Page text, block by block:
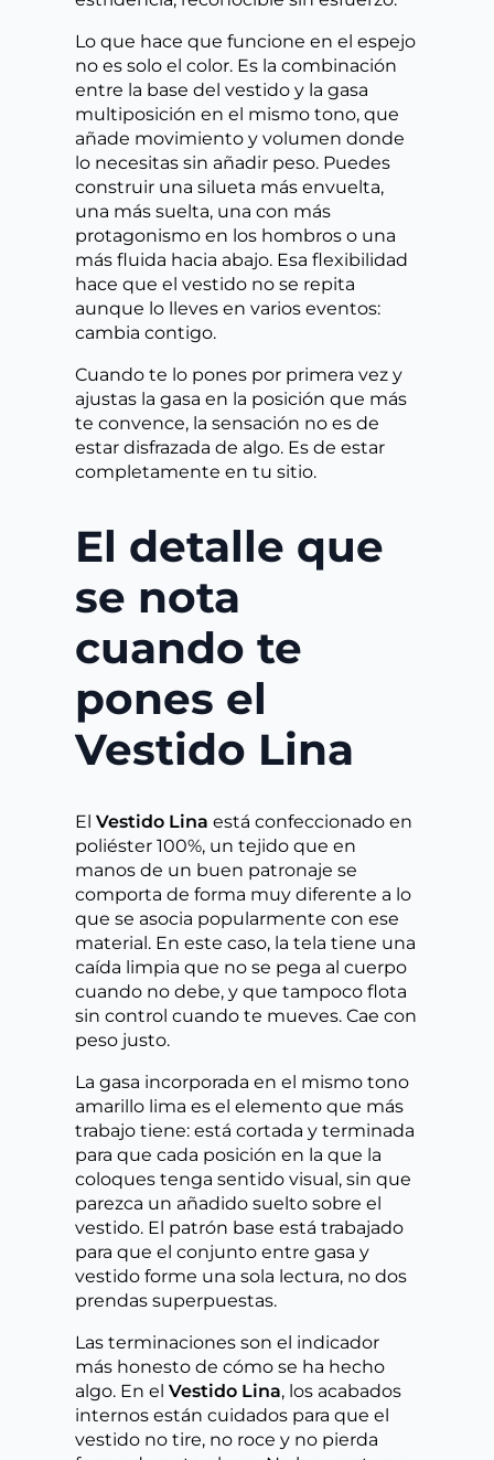
Lo que hace que funcione en el espejo
no es solo el color. Es la combinación
entre la base del vestido y la gasa
multiposición en el mismo tono, que
añade movimiento y volumen donde
lo necesitas sin añadir peso. Puedes
construir una silueta más envuelta,
una más suelta, una con más
protagonismo en los hombros o una
más fluida hacia abajo. Esa flexibilidad
hace que el vestido no se repita
aunque lo lleves en varios eventos:
cambia contigo.
Cuando te lo pones por primera vez y
ajustas la gasa en la posición que más
te convence, la sensación no es de
estar disfrazada de algo. Es de estar
completamente en tu sitio.
El detalle que
se nota
cuando te
pones el
Vestido Lina
El Vestido Lina está confeccionado en
poliéster 100%, un tejido que en
manos de un buen patronaje se
comporta de forma muy diferente a lo
que se asocia popularmente con ese
material. En este caso, la tela tiene una
caída limpia que no se pega al cuerpo
cuando no debe, y que tampoco flota
sin control cuando te mueves. Cae con
peso justo.
La gasa incorporada en el mismo tono
amarillo lima es el elemento que más
trabajo tiene: está cortada y terminada
para que cada posición en la que la
coloques tenga sentido visual, sin que
parezca un añadido suelto sobre el
vestido. El patrón base está trabajado
para que el conjunto entre gasa y
vestido forme una sola lectura, no dos
prendas superpuestas.
Las terminaciones son el indicador
más honesto de cómo se ha hecho
algo. En el Vestido Lina, los acabados
internos están cuidados para que el
vestido no tire, no roce y no pierda